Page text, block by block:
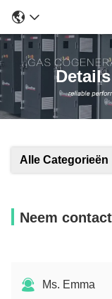
Alle Categorieën
Neem
Ms. Emma